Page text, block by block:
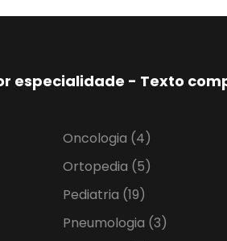
especialidade - Texto
Oncologia (4)
Ortopedia (5)
Pediatria (19)
Pneumologia (3)